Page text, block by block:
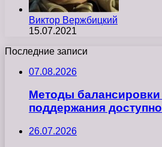
Виктор Вержбицкий
15.07.2021
Последние записи
07.08.2026
Методы балансировки
поддержания
26.07.2026